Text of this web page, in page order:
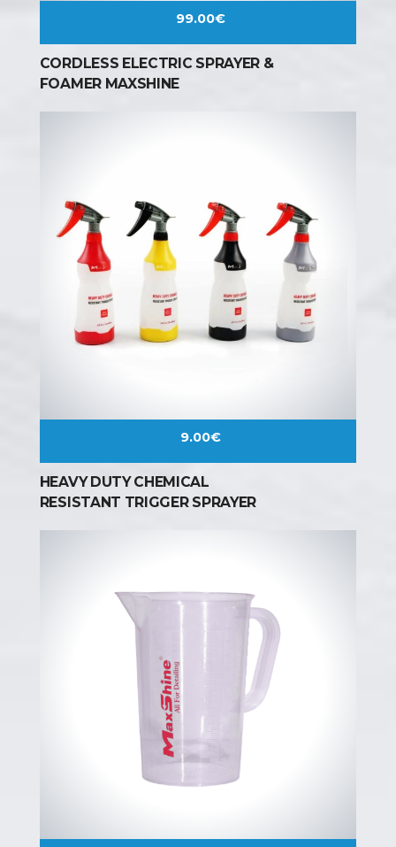
99.00€
CORDLESS ELECTRIC SPRAYER &
FOAMER MAXSHINE
9.00€
HEAVY DUTY CHEMICAL
RESISTANT TRIGGER SPRAYER